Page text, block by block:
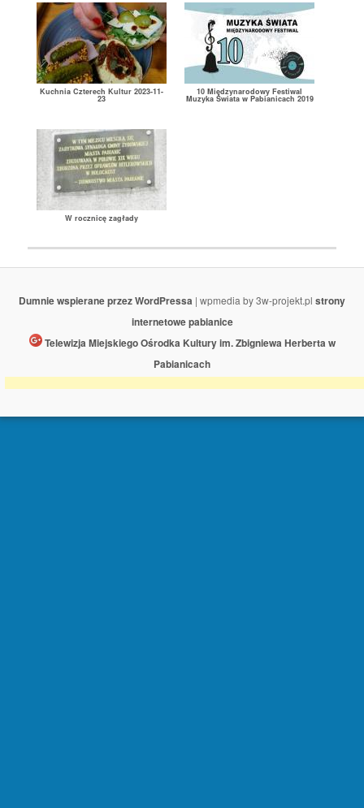
Kuchnia Czterech Kultur 2023-11-
23
10 Międzynarodowy Festiwal
Muzyka Świata w Pabianicach 2019
W rocznicę zagłady
Dumnie wspierane przez WordPressa | wpmedia by 3w-projekt.pl strony
internetowe pabianice
Telewizja Miejskiego Ośrodka Kultury im. Zbigniewa Herberta w
Pabianicach